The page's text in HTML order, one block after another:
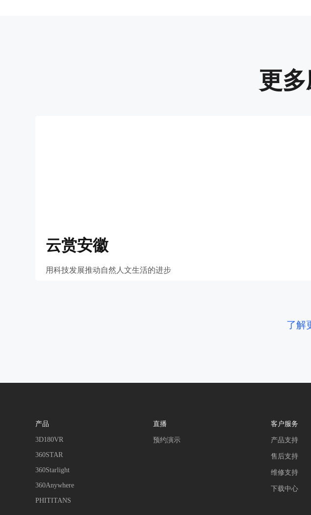
更
云赏安徽
用科技发展推动自然人文生活的进步
了解
产品
3D180VR
360STAR
360Starlight
360Anywhere
PHITITANS
直播
预约演示
客户服务
产品支持
售后支持
维修支持
下载中心